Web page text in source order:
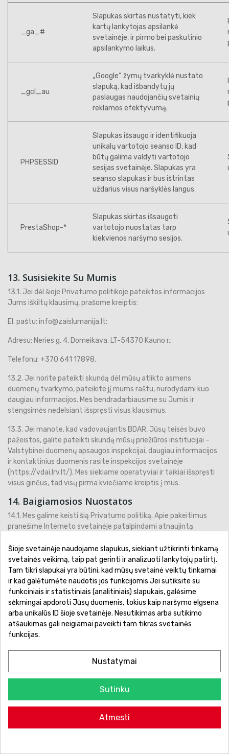
_ga_#
Slapukas skirtas nustatyti, kiek
kartų lankytojas apsilankė
svetainėje, ir pirmo bei paskutinio
apsilankymo laikus.
_gcl_au
„Google“ žymų tvarkyklė nustato
slapuką, kad išbandytų jų
paslaugas naudojančių svetainių
reklamos efektyvumą.
PHPSESSID
Slapukas išsaugo ir identifikuoja
unikalų vartotojo seanso ID, kad
būtų galima valdyti vartotojo
sesijas svetainėje. Slapukas yra
seanso slapukas ir bus ištrintas
uždarius visus naršyklės langus.
PrestaShop-*
Slapukas skirtas išsaugoti
vartotojo nuostatas tarp
kiekvienos naršymo sesijos.
13. Susisiekite Su Mumis
13.1. Jei dėl šioje Privatumo politikoje pateiktos informacijos
Jums iškiltų klausimų, prašome kreiptis:
El. paštu: info@zaislumanija.lt;
Adresu: Neries g. 4, Domeikava, LT-54370 Kauno r.;
Telefonu: +370 641 17898.
13.2. Jei norite pateikti skundą dėl mūsų atlikto asmens
duomenų tvarkymo, pateikite jį mums raštu, nurodydami kuo
daugiau informacijos. Mes bendradarbiausime su Jumis ir
stengsimės nedelsiant išspręsti visus klausimus.
13.3. Jei manote, kad vadovaujantis BDAR, Jūsų teisės buvo
pažeistos, galite pateikti skundą mūsų priežiūros institucijai –
Valstybinei duomenų apsaugos inspekcijai, daugiau informacijos
ir kontaktinius duomenis rasite inspekcijos svetainėje
(https://vdai.lrv.lt/). Mes siekiame operatyviai ir taikiai išspręsti
visus ginčus, tad visų pirma kviečiame kreiptis į mus.
14. Baigiamosios Nuostatos
14.1. Mes galime keisti šią Privatumo politiką. Apie pakeitimus
pranešime Interneto svetainėje patalpindami atnaujintą
Privatumo politikos papildymai ar pakeitimai įsigalioja nuo
atnaujinimo datos, nurodytos Privatumo politikoje, nebent būtų
nurodytas kitas įsigaliojimo terminas.
14.2. Jei Jūs po Privatumo politikos sąlygų pakeitimo ir toliau
naudojatės Interneto svetaine, užsakote paslaugas, naudojatės
mūsų Socialinėmis paskyromis, susisiekiate su mumis laikoma,
kad Jūs sutikote su pakeistomis Privatumo politikos sąlygomis.
Šioje svetainėje naudojame slapukus, siekiant užtikrinti tinkamą
svetainės veikimą, taip pat gerinti ir analizuoti lankytojų patirtį.
Tam tikri slapukai yra būtini, kad mūsų svetainė veiktų tinkamai
ir kad galėtumėte naudotis jos funkcijomis Jei sutiksite su
funkciniais ir statistiniais (analitiniais) slapukais, galėsime
sėkmingai apdoroti Jūsų duomenis, tokius kaip naršymo elgsena
arba unikalūs ID šioje svetainėje. Nesutikimas arba sutikimo
atšaukimas gali neigiamai paveikti tam tikras svetainės
funkcijas.
Nustatymai
Sutinku
Atmesti